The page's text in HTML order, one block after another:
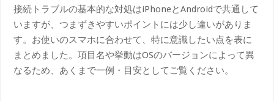
接続トラブルの基本的な対処はiPhoneとAndroidで共通して
いますが、つまずきやすいポイントには少し違いがありま
す。お使いのスマホに合わせて、特に意識したい点を表に
まとめました。項目名や挙動はOSのバージョンによって異
なるため、あくまで一例・目安としてご覧ください。